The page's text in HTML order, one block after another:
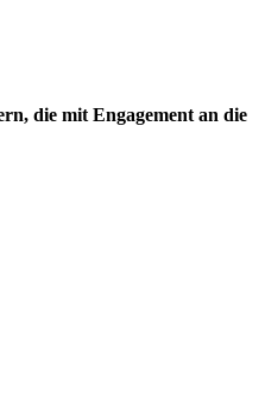
die mit Engagement an die